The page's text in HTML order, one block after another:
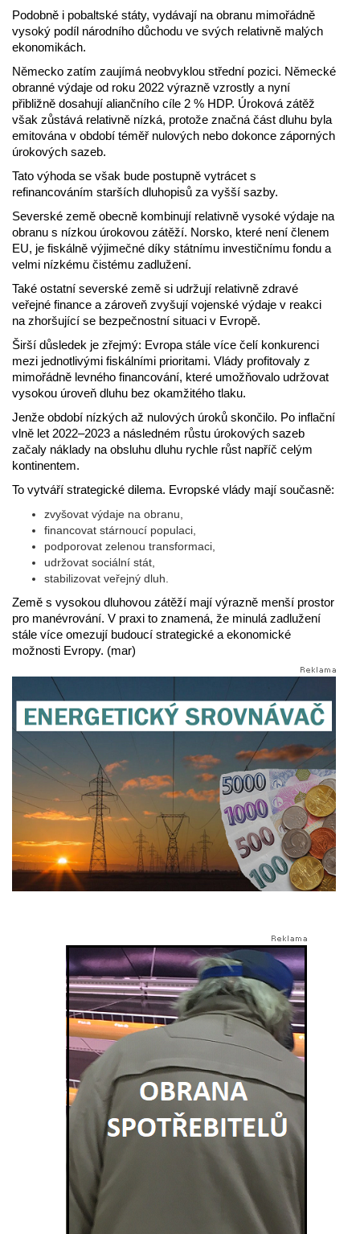
Podobně i pobaltské státy, vydávají na obranu mimořádně
vysoký podíl národního důchodu ve svých relativně malých
ekonomikách.
Německo zatím zaujímá neobvyklou střední pozici. Německé
obranné výdaje od roku 2022 výrazně vzrostly a nyní
přibližně dosahují aliančního cíle 2 % HDP. Úroková zátěž
však zůstává relativně nízká, protože značná část dluhu byla
emitována v období téměř nulových nebo dokonce záporných
úrokových sazeb.
Tato výhoda se však bude postupně vytrácet s
refinancováním starších dluhopisů za vyšší sazby.
Severské země obecně kombinují relativně vysoké výdaje na
obranu s nízkou úrokovou zátěží. Norsko, které není členem
EU, je fiskálně výjimečné díky státnímu investičnímu fondu a
velmi nízkému čistému zadlužení.
Také ostatní severské země si udržují relativně zdravé
veřejné finance a zároveň zvyšují vojenské výdaje v reakci
na zhoršující se bezpečnostní situaci v Evropě.
Širší důsledek je zřejmý: Evropa stále více čelí konkurenci
mezi jednotlivými fiskálními prioritami. Vlády profitovaly z
mimořádně levného financování, které umožňovalo udržovat
vysokou úroveň dluhu bez okamžitého tlaku.
Jenže období nízkých až nulových úroků skončilo. Po inflační
vlně let 2022–2023 a následném růstu úrokových sazeb
začaly náklady na obsluhu dluhu rychle růst napříč celým
kontinentem.
To vytváří strategické dilema. Evropské vlády mají současně:
zvyšovat výdaje na obranu,
financovat stárnoucí populaci,
podporovat zelenou transformaci,
udržovat sociální stát,
stabilizovat veřejný dluh.
Země s vysokou dluhovou zátěží mají výrazně menší prostor
pro manévrování. V praxi to znamená, že minulá zadlužení
stále více omezují budoucí strategické a ekonomické
možnosti Evropy. (mar)